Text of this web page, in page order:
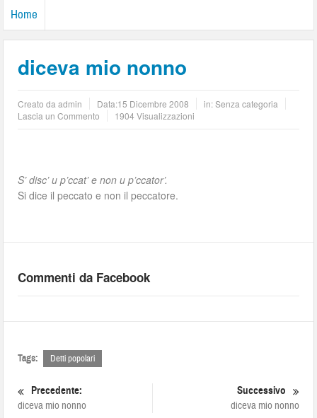
Home
diceva mio nonno
Creato daadmin Data:15 Dicembre 2008
in: Senza categoria
Lascia un Commento
1904 Visualizzazioni
S’ disc’ u p’ccat’ e non u p’ccator’.
Si dice il peccato e non il peccatore.
Commenti da Facebook
Tags: Detti popolari
Precedente:
diceva mio nonno
Successivo
diceva mio nonno